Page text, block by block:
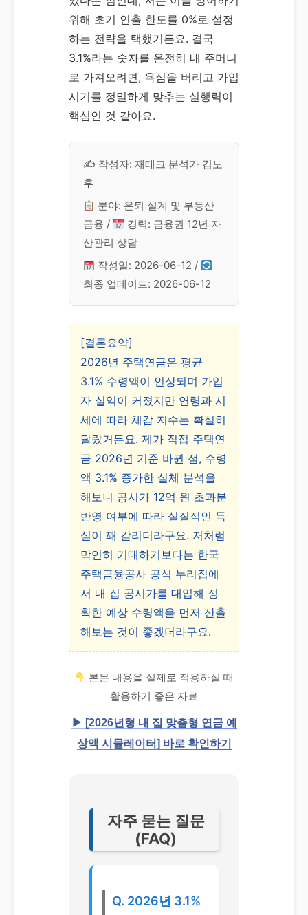
위해 초기 인출 한도를 0%로 설정
하는 전략을 택했거든요. 결국
3.1%라는 숫자를 온전히 내 주머니
로 가져오려면, 욕심을 버리고 가입
시기를 정밀하게 맞추는 실행력이
핵심인 것 같아요.
✍️ 작성자: 재테크 분석가 김노
후
분야: 은퇴 설계 및 부동산
금융 /
경력: 금융권 12년 자
산관리 상담
작성일: 2026-06-12 /
최종 업데이트: 2026-06-12
[결론요약]
2026년 주택연금은 평균
3.1% 수령액이 인상되며 가입
자 실익이 커졌지만 연령과 시
세에 따라 체감 지수는 확실히
달랐거든요. 제가 직접 주택연
금 2026년 기준 바뀐 점, 수령
액 3.1% 증가한 실체 분석을
해보니 공시가 12억 원 초과분
반영 여부에 따라 실질적인 득
실이 꽤 갈리더라구요. 저처럼
막연히 기대하기보다는 한국
주택금융공사 공식 누리집에
서 내 집 공시가를 대입해 정
확한 예상 수령액을 먼저 산출
해보는 것이 좋겠더라구요.
본문 내용을 실제로 적용하실 때
활용하기 좋은 자료
▶ [2026년형 내 집 맞춤형 연금 예
상액 시뮬레이터] 바로 확인하기
자주 묻는 질문
(FAQ)
Q. 2026년 3.1%